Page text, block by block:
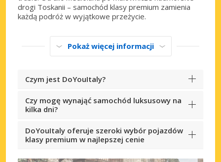
drogi Toskanii – samochód klasy premium zamienia
każdą podróż w wyjątkowe przeżycie.
Pokaż więcej informacji
Czym jest DoYouItaly?
Czy mogę wynająć samochód luksusowy na
kilka dni?
DoYouItaly oferuje szeroki wybór pojazdów
klasy premium w najlepszej cenie